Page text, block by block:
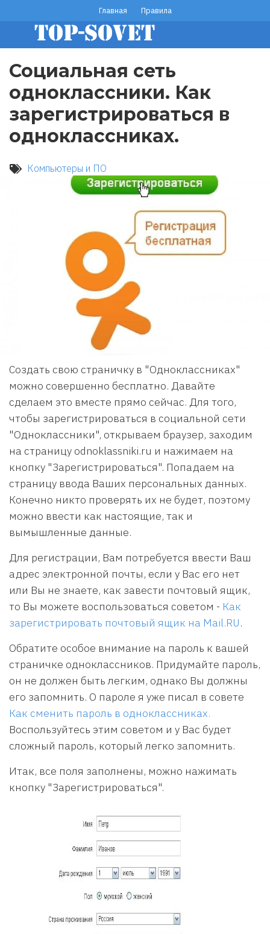
основному
содержанию
footer
menu
Главная Правила
Социальная сеть
одноклассники. Как
зарегистрироваться в
одноклассниках.
Компьютеры и ПО
Создать свою страничку в "Одноклассниках"
можно совершенно бесплатно. Давайте
сделаем это вместе прямо сейчас. Для того,
чтобы зарегистрироваться в социальной сети
"Одноклассники", открываем браузер, заходим
на страницу odnoklassniki.ru и нажимаем на
кнопку "Зарегистрироваться". Попадаем на
страницу ввода Ваших персональных данных.
Конечно никто проверять их не будет, поэтому
можно ввести как настоящие, так и
вымышленные данные.
Для регистрации, Вам потребуется ввести Ваш
адрес электронной почты, если у Вас его нет
или Вы не знаете, как завести почтовый ящик,
то Вы можете воспользоваться советом - Как
зарегистрировать почтовый ящик на Mail.RU.
Обратите особое внимание на пароль к вашей
страничке одноклассников. Придумайте пароль,
он не должен быть легким, однако Вы должны
его запомнить. О пароле я уже писал в совете
Как сменить пароль в одноклассниках.
Воспользуйтесь этим советом и у Вас будет
сложный пароль, который легко запомнить.
Итак, все поля заполнены, можно нажимать
кнопку "Зарегистрироваться".